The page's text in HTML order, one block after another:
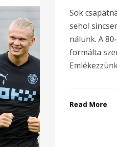
Sok
sehol
nálunk. A
formálta
Read More